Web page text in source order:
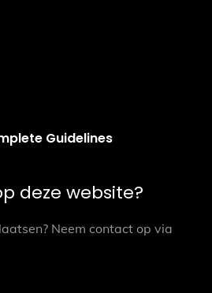
Guidelines
deze website?
Neem contact op via